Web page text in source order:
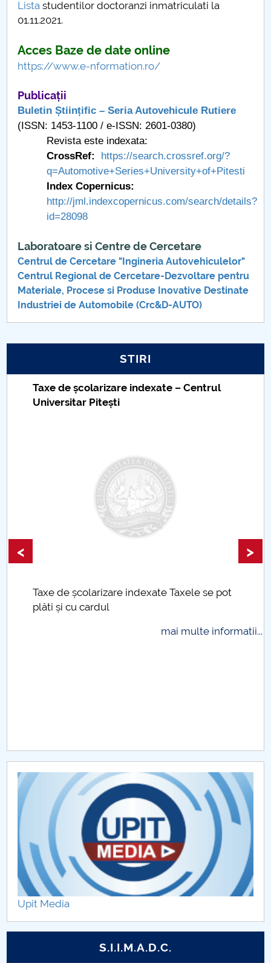
Lista studentilor doctoranzi inmatriculati la
01.11.2021.
Acces Baze de date online
https://www.e-nformation.ro/
Publicații
Buletin Științific – Seria Autovehicule Rutiere
(ISSN: 1453-1100 / e-ISSN: 2601-0380)
Revista este indexata:
CrossRef:
https://search.crossref.org/?
q=Automotive+Series+University+of+Pitesti
Index Copernicus:
http://jml.indexcopernicus.com/search/details?
id=28098
Laboratoare si Centre de Cercetare
Centrul de Cercetare "Ingineria Autovehiculelor"
Centrul Regional de Cercetare-Dezvoltare pentru
Materiale, Procese si Produse Inovative Destinate
Industriei de Automobile (Crc&D-AUTO)
STIRI
Taxe de școlarizare indexate – Centrul
Universitar Pitești
Taxe de școlarizare indexate Taxele se pot
plăti și cu cardul
mai multe informatii...
< >
Upit Media
S.I.I.M.A.D.C.